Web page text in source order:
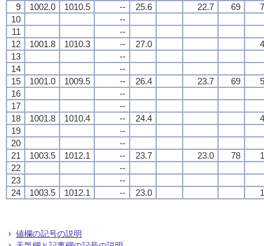
9
1002.0 1010.5 -- 25.6 22.7 69
10
--
11
--
12
1001.8 1010.3 -- 27.0
13
--
14
--
15
1001.0 1009.5 -- 26.4 23.7 69
16
--
17
--
18
1001.8 1010.4 -- 24.4
19
--
20
--
21
1003.5 1012.1 -- 23.7 23.0 78
22
--
23
--
24
1003.5 1012.1 -- 23.0
値欄の記号の説明